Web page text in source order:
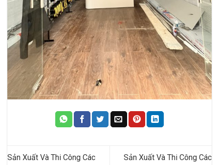
Sản Xuất Và Thi Công Các
Sản Xuất Và Thi Công Các